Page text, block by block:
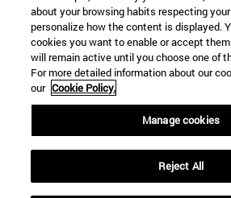
Hasta
BUSCAR
about your browsing habits respecting
personalize how the content is displayed.
cookies you want to enable or accept
will remain active until you choose one of
For more detailed information about our
our Cookie Policy.
Manage cookies
Reject All